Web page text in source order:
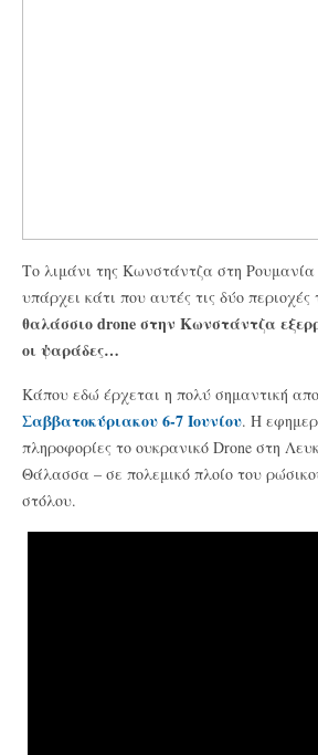
Το λιμάνι της Κωνστάντζα στη
υπάρχει κάτι που αυτές τις δύο
θαλάσσιο drone στην Κωνστάντζα
οι ψαράδες…
Κάπου εδώ έρχεται η πολύ σημαντική
Σαββατοκύριακου 6-7 Ιουνίου. Η
πληροφορίες το ουκρανικό Drone στη
Θάλασσα – σε πολεμικό πλοίο του
στόλου.